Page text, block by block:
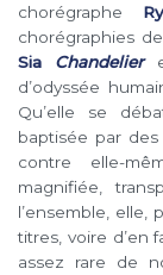
chorégraphe
chorégraphies
Sia Chandelier
d’odyssée
Qu’elle se
baptisée par
contre elle-
magnifiée,
l’ensemble, elle,
titres, voire d’en
assez rare de